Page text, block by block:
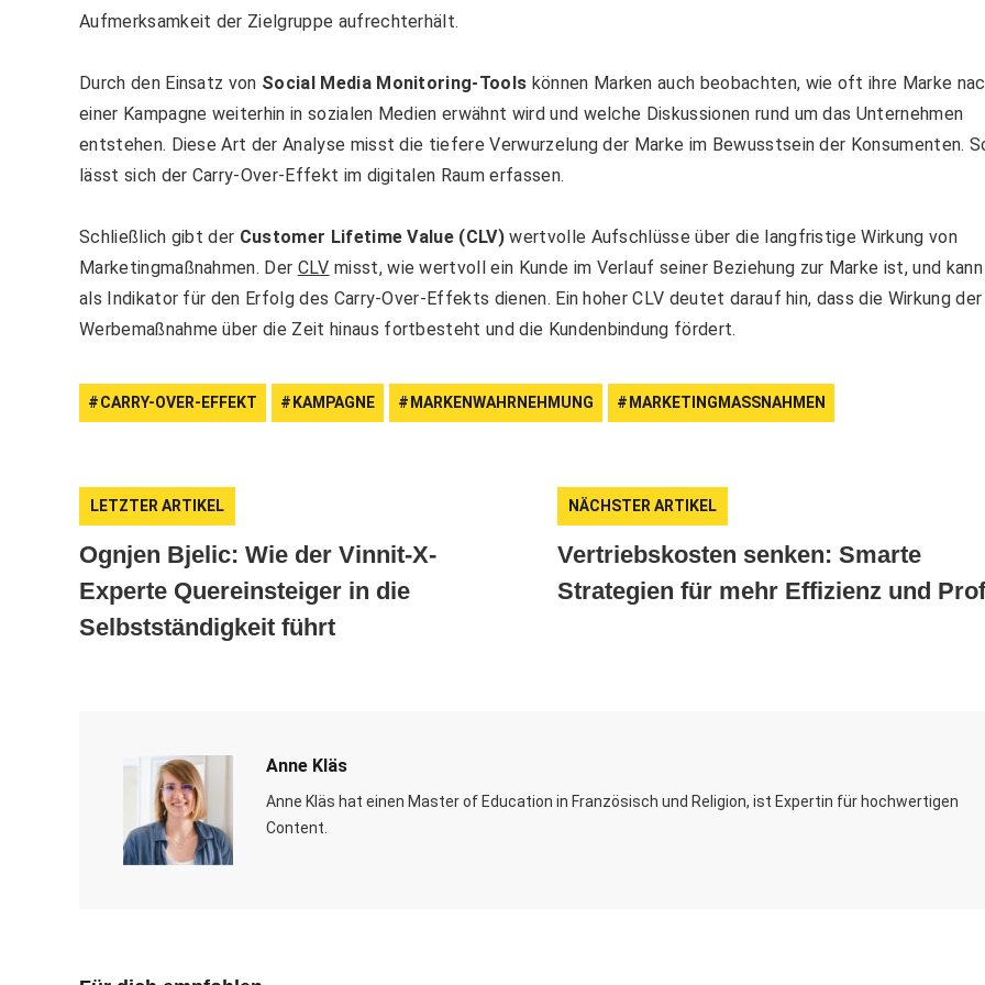
Aufmerksamkeit der Zielgruppe aufrechterhält.
Durch den Einsatz von Social Media Monitoring-Tools können Marken auch beobachten, wie oft ihre Marke
einer Kampagne weiterhin in sozialen Medien erwähnt wird und welche Diskussionen rund um das Unternehmen
entstehen. Diese Art der Analyse misst die tiefere Verwurzelung der Marke im Bewusstsein der Konsumenten.
lässt sich der Carry-Over-Effekt im digitalen Raum erfassen.
Schließlich gibt der Customer Lifetime Value (CLV) wertvolle Aufschlüsse über die langfristige Wirkung von
Marketingmaßnahmen. Der CLV misst, wie wertvoll ein Kunde im Verlauf seiner Beziehung zur Marke ist, und kann
als Indikator für den Erfolg des Carry-Over-Effekts dienen. Ein hoher CLV deutet darauf hin, dass die Wirkung der
Werbemaßnahme über die Zeit hinaus fortbesteht und die Kundenbindung fördert.
CARRY-OVER-EFFEKT KAMPAGNE MARKENWAHRNEHMUNG MARKETINGMASSNAHMEN
LETZTER ARTIKEL
Ognjen Bjelic: Wie der Vinnit-X-
Experte Quereinsteiger in die
Selbstständigkeit führt
NÄCHSTER ARTIKEL
Vertriebskosten senken: Smarte
Strategien für mehr Effizienz und
Anne Kläs
Anne Kläs hat einen Master of Education in Französisch und Religion, ist Expertin für hochwertigen
Content.